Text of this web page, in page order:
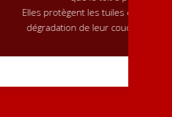
et préviennent la
couche supérieure.